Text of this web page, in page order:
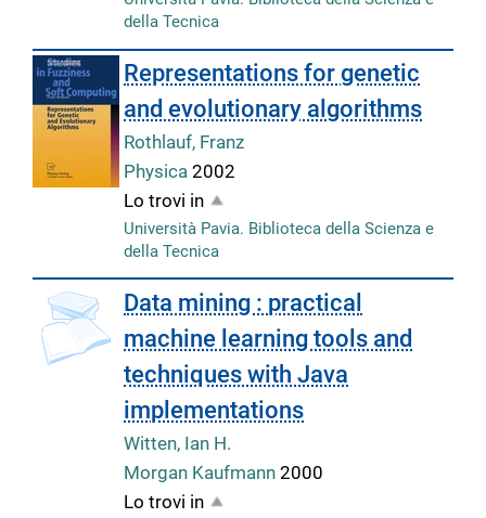
della Tecnica
Representations for genetic
and evolutionary algorithms
Rothlauf, Franz
Physica2002
Lo trovi in
Università Pavia. Biblioteca della Scienza e
della Tecnica
Data mining : practical
machine learning tools and
techniques with Java
implementations
Witten, Ian H.
Morgan Kaufmann2000
Lo trovi in